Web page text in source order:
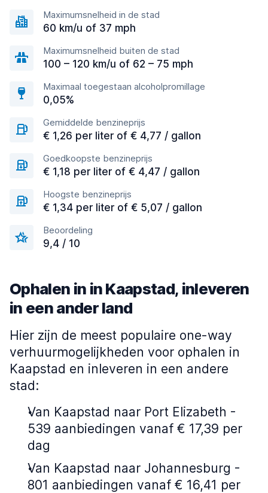
Maximumsnelheid in de stad
60 km/u of 37 mph
Maximumsnelheid buiten de stad
100 – 120 km/u of 62 – 75 mph
Maximaal toegestaan alcoholpromillage
0,05%
Gemiddelde benzineprijs
€ 1,26 per liter of € 4,77 / gallon
Goedkoopste benzineprijs
€ 1,18 per liter of € 4,47 / gallon
Hoogste benzineprijs
€ 1,34 per liter of € 5,07 / gallon
Beoordeling
9,4 / 10
Ophalen in in Kaapstad, inleveren
in een ander land
Hier zijn de meest populaire one-way
verhuurmogelijkheden voor ophalen in
Kaapstad en inleveren in een andere
stad:
Van Kaapstad naar Port Elizabeth -
539 aanbiedingen vanaf € 17,39 per
dag
Van Kaapstad naar Johannesburg -
801 aanbiedingen vanaf € 16,41 per